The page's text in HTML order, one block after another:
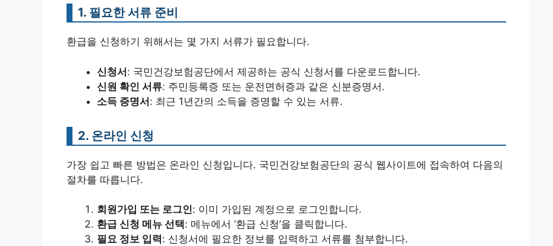
1. 필요한 서류 준비
환급을 신청하기 위해서는 몇 가지 서류가 필요합니다.
신청서: 국민건강보험공단에서 제공하는 공식 신청서를 다운로드합니다.
신원 확인 서류: 주민등록증 또는 운전면허증과 같은 신분증명서.
소득 증명서: 최근 1년간의 소득을 증명할 수 있는 서류.
2. 온라인 신청
가장 쉽고 빠른 방법은 온라인 신청입니다. 국민건강보험공단의 공식 웹사이트에 접속하여 다음의
절차를 따릅니다.
회원가입 또는 로그인: 이미 가입된 계정으로 로그인합니다.
환급 신청 메뉴 선택: 메뉴에서 ‘환급 신청’을 클릭합니다.
필요 정보 입력: 신청서에 필요한 정보를 입력하고 서류를 첨부합니다.